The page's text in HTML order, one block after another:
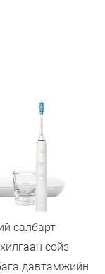
салбарт
сойз
давтамжийн